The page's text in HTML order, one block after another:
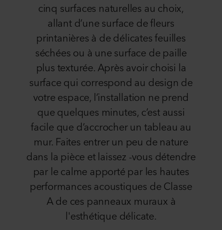
cinq surfaces naturelles au choix,
allant d’une surface de fleurs
printanières à de délicates feuilles
séchées ou à une surface de paille
plus texturée. Après avoir choisi la
surface qui correspond au design de
votre espace, l’installation ne prend
que quelques minutes, c’est aussi
facile que d’accrocher un tableau au
mur. Faites entrer un peu de nature
dans la pièce et laissez -vous détendre
par le calme apporté par les hautes
performances acoustiques de Classe
A de ces panneaux muraux à
l'esthétique délicate.